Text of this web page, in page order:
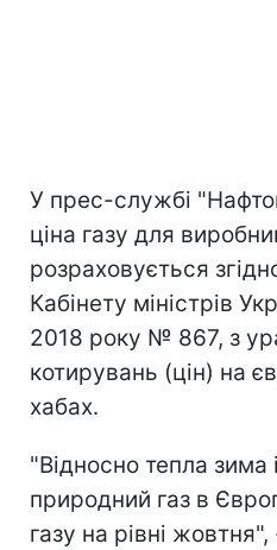
У прес-службі
ціна газу для
розраховується
Кабінету міністрів
2018 року № 867, з
котирувань (цін) на
хабах.
"Відносно тепла зима
природний газ в
газу на рівні